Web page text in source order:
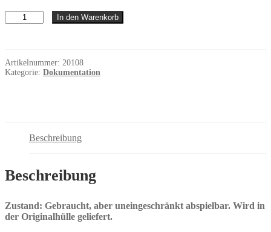
Tinguely
Menge
In den Warenkorb
Artikelnummer: 20108
Kategorie: Dokumentation
Beschreibung
Beschreibung
Zustand: Gebraucht, aber uneingeschränkt abspielbar. Wird in
der Originalhülle geliefert.